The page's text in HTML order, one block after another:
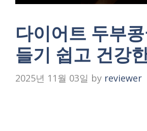
다이어트 두부
들기 쉽고 건강
2025년 11월 03일 by reviewer